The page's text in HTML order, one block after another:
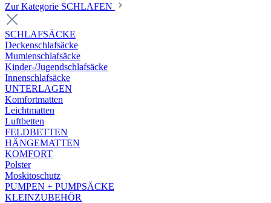
Zur Kategorie SCHLAFEN
SCHLAFSÄCKE
Deckenschlafsäcke
Mumienschlafsäcke
Kinder-/Jugendschlafsäcke
Innenschlafsäcke
UNTERLAGEN
Komfortmatten
Leichtmatten
Luftbetten
FELDBETTEN
HÄNGEMATTEN
KOMFORT
Polster
Moskitoschutz
PUMPEN + PUMPSÄCKE
KLEINZUBEHÖR